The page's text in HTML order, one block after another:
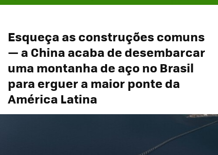
Esqueça as construções comuns
— a China acaba de desembarcar
uma montanha de aço no Brasil
para erguer a maior ponte da
América Latina